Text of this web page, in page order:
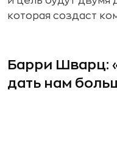
которая создаст
Барри Шварц:
дать нам